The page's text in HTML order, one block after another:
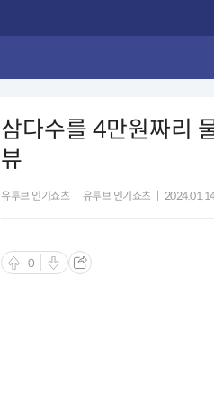
삼다수를 4만원짜리
뷰
유투브 인기쇼츠 유투브 인기쇼츠
0